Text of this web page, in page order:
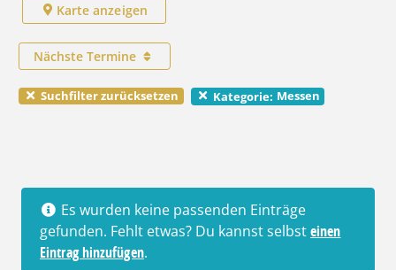
Karte anzeigen
Nächste Termine
Suchfilter zurücksetzen Kategorie: Messen
Es wurden keine passenden Einträge
gefunden. Fehlt etwas? Du kannst selbsteinen
Eintrag hinzufügen.